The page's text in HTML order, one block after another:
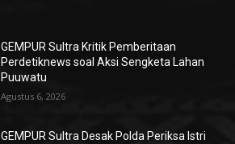
GEMPUR Sultra Kritik Pemberitaan
Perdetiknews soal Aksi Sengketa Lahan
Puuwatu
Agustus 6, 2026
GEMPUR Sultra Desak Polda Periksa Istri